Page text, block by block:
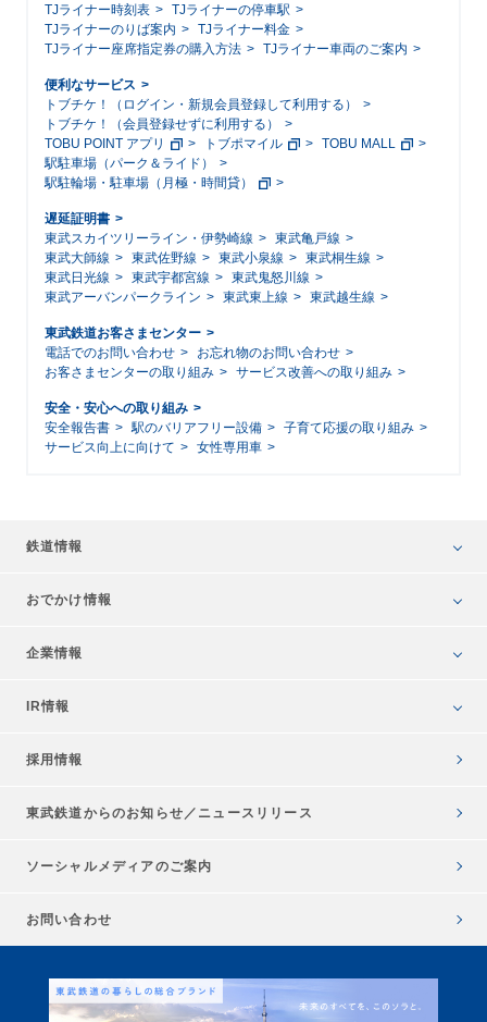
TJライナー時刻表
TJライナーの停車駅
TJライナーのりば案内
TJライナー料金
TJライナー座席指定券の購入方法
TJライナー車両のご案内
便利なサービス
トブチケ！（ログイン・新規会員登録して利用する）
トブチケ！（会員登録せずに利用する）
TOBU POINT アプリ
トブポマイル
TOBU MALL
駅駐車場（パーク＆ライド）
駅駐輪場・駐車場（月極・時間貸）
遅延証明書
東武スカイツリーライン・伊勢崎線
東武亀戸線
東武大師線
東武佐野線 東武小泉線
東武桐生線
東武日光線
東武宇都宮線
東武鬼怒川線
東武アーバンパークライン
東武東上線 東武越生線
東武鉄道お客さまセンター
電話でのお問い合わせ
お忘れ物のお問い合わせ
お客さまセンターの取り組み
サービス改善への取り組み
安全・安心への取り組み
安全報告書
駅のバリアフリー設備
子育て応援の取り組み
サービス向上に向けて
女性専用車
鉄道情報
おでかけ情報
企業情報
IR情報
採用情報
東武鉄道からのお知らせ／ ニュースリリース
ソーシャルメディアのご案内
お問い合わせ